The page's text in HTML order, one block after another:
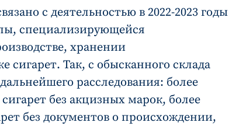
с деятельностью в 2022-2023 годы
специализирующейся
хранении
сигарет. Так, с обысканного склада
расследования: более
без акцизных марок, более
без документов о происхождении,